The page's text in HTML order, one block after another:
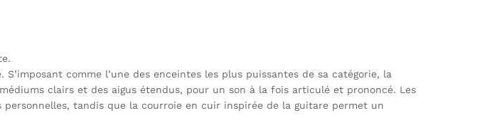
comme l’une des enceintes les plus puissantes de sa catégorie, la
clairs et des aigus étendus, pour un son à la fois articulé et prononcé. Les
tandis que la courroie en cuir inspirée de la guitare permet un